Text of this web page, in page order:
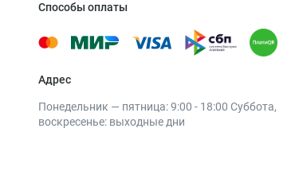
Способы оплаты
Адрес
Понедельник — пятница: 9:00 - 18:00 Суббота,
воскресенье: выходные дни